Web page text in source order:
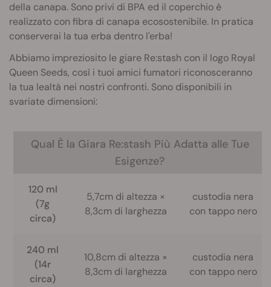
della canapa. Sono privi di BPA ed il coperchio è
realizzato con fibra di canapa ecosostenibile. In pratica
conserverai la tua erba dentro l'erba!
Abbiamo impreziosito le giare Re:stash con il logo Royal
Queen Seeds, così i tuoi amici fumatori riconosceranno
la tua lealtà nei nostri confronti. Sono disponibili in
svariate dimensioni:
Qual È la Giara Re:stash Più Adatta alle Tue
Esigenze?
120 ml
(7g
circa)
5,7cm di altezza ×
8,3cm di larghezza
custodia nera
con tappo nero
240 ml
(14r
circa)
10,8cm di altezza ×
8,3cm di larghezza
custodia nera
con tappo nero